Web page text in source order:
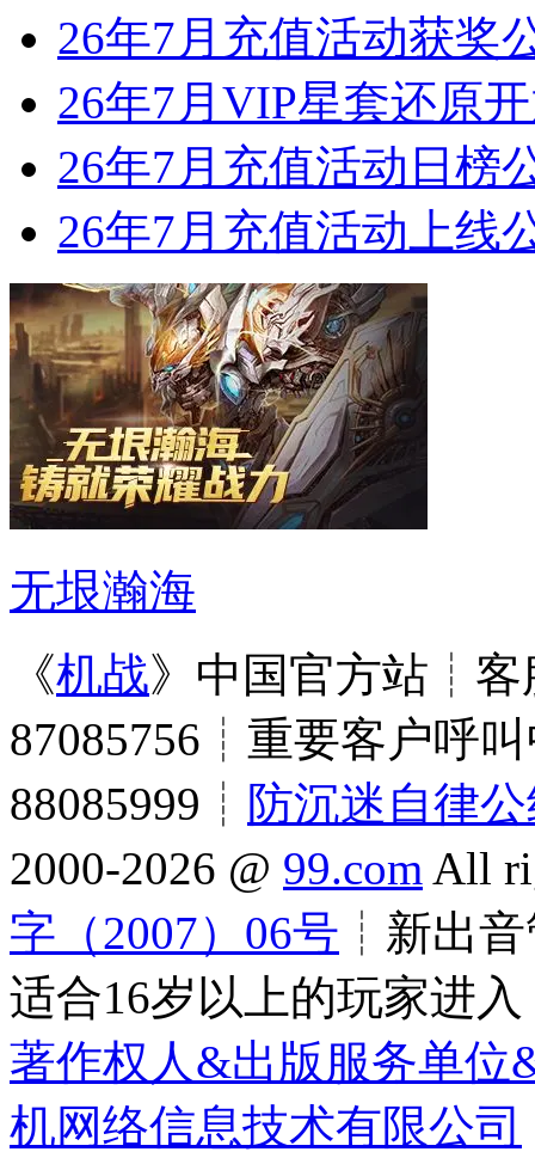
26年7月充值活动获奖
26年7月VIP星套还原
26年7月充值活动日榜
26年7月充值活动上线
无垠瀚海
《机战》中国官方站┊客
87085756┊重要客户呼
88085999┊ 防沉迷自律
2000-2026 @ 99.com All
字（2007）06号 ┊新出
适合16岁以上的玩家进入
著作权人&出版服务单位
机网络信息技术有限公司